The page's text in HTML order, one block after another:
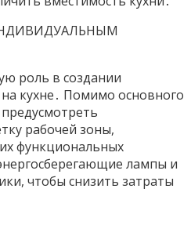
роль в создании
кухне․ Помимо основного
рабочей зоны,
функциональных
лампы и
чтобы снизить затраты